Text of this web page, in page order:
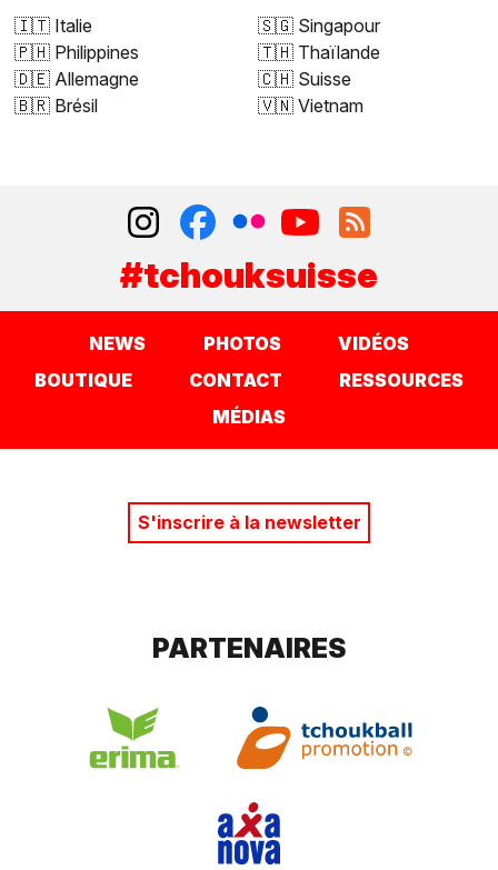
🇮🇹 Italie
🇵🇭 Philippines
🇩🇪 Allemagne
🇧🇷 Brésil
🇸🇬 Singapour
🇹🇭 Thaïlande
🇨🇭 Suisse
🇻🇳 Vietnam
#tchouksuisse
NEWS PHOTOS
VIDÉOS
BOUTIQUE
CONTACT
RESSOURCES
MÉDIAS
S'inscrire à la newsletter
PARTENAIRES